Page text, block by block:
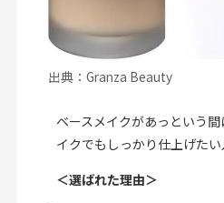
出典：Granza Beauty
ベースメイクがあっという
イクでもしっかり仕上げたい
＜選ばれた理由＞